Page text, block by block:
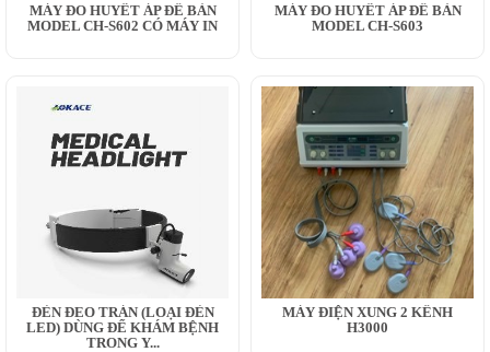
MÁY ĐO HUYẾT ÁP ĐỂ BÀN
MODEL CH-S602 CÓ MÁY IN
MÁY ĐO HUYẾT ÁP ĐỂ BÀN
MODEL CH-S603
ĐÈN ĐEO TRÁN (LOẠI ĐÈN
LED) DÙNG ĐỂ KHÁM BỆNH
TRONG Y...
MÁY ĐIỆN XUNG 2 KÊNH
H3000